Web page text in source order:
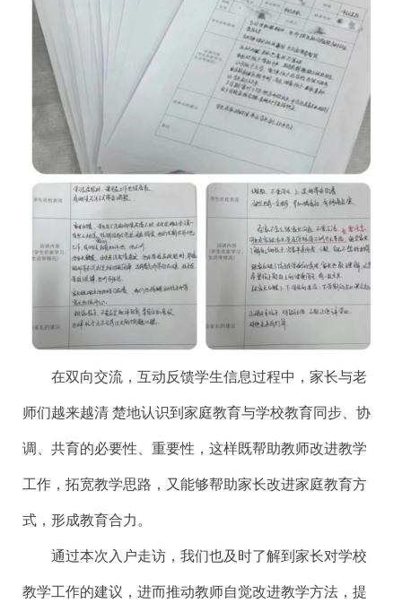
在双向交流，互动反馈学生信息过程中，家长与老
师们越来越清 楚地认识到家庭教育与学校教育同步、协
调、共育的必要性、重要性，这样既帮助教师改进教学
工作，拓宽教学思路，又能够帮助家长改进家庭教育方
式，形成教育合力。
通过本次入户走访，我们也及时了解到家长对学校
教学工作的建议，进而推动教师自觉改进教学方法，提